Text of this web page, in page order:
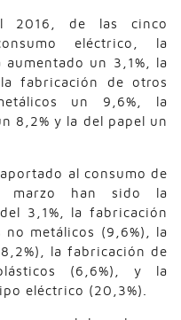
2016, de las cinco
eléctrico, la
un 3,1%, la
fabricación de otros
un 9,6%, la
8,2% y la del papel un
al consumo de
marzo han sido la
3,1%, la fabricación
metálicos (9,6%), la
la fabricación de
(6,6%), y la
eléctrico (20,3%).